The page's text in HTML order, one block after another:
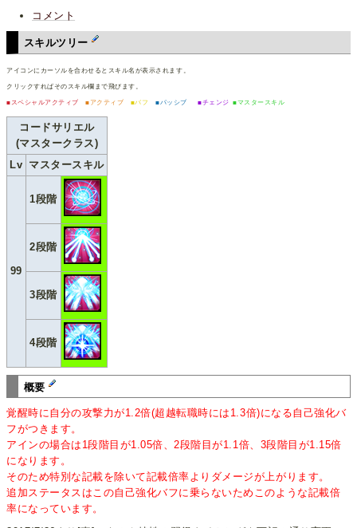
コメント
スキルツリー
アイコンにカーソルを合わせるとスキル名が表示されます。
クリックすればそのスキル欄まで飛びます。
■スペシャルアクティブ ■アクティブ ■バフ ■パッシブ ■チェンジ ■マスタースキル
コードサリエル
(マスタークラス)
Lv マスタースキル
99
1段階
2段階
3段階
4段階
概要
覚醒時に自分の攻撃力が1.2倍(超越転職時には1.3倍)になる自己強化バ
フがつきます。
アインの場合は1段階目が1.05倍、2段階目が1.1倍、3段階目が1.15倍
になります。
そのため特別な記載を除いて記載倍率よりダメージが上がります。
追加ステータスはこの自己強化バフに乗らないためこのような記載倍
率になっています。